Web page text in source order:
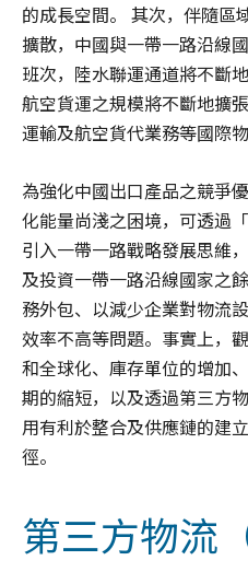
的成長空間。 其次，伴隨區
擴散，中國與一帶一路沿線
班次，陸水聯運通道將不斷
航空貨運之規模將不斷地擴
運輸及航空貨代業務等國際
為強化中國出口產品之競爭
化能量尚淺之困境，可透過
引入一帶一路戰略發展思維
及投資一帶一路沿線國家之
務外包、以減少企業對物流
效率不高等問題。事實上，
和全球化、庫存單位的增加
期的縮短，以及透過第三方
用有利於整合及供應鏈的建
徑。
第三方物流